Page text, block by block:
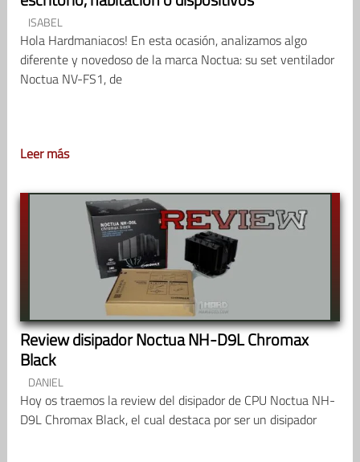
ISABEL
Hola Hardmaniacos! En esta ocasión, analizamos algo
diferente y novedoso de la marca Noctua: su set ventilador
Noctua NV-FS1, de
Leer más
Review disipador Noctua NH-D9L Chromax
Black
DANIEL
Hoy os traemos la review del disipador de CPU Noctua NH-
D9L Chromax Black, el cual destaca por ser un disipador